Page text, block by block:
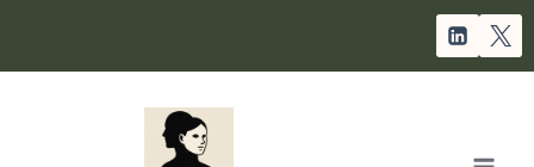
contenu